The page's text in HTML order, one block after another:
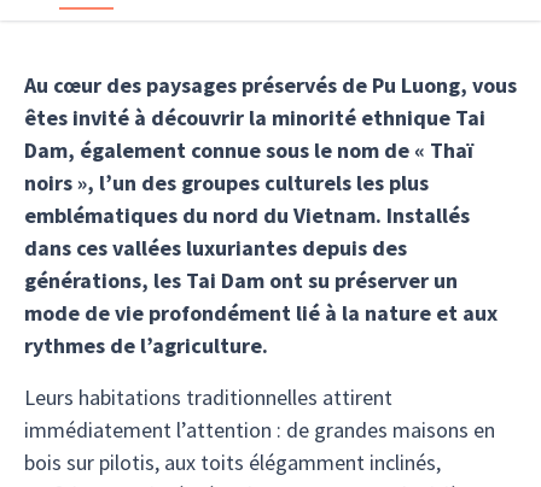
Au cœur des paysages préservés de Pu Luong, vous
êtes invité à découvrir la minorité ethnique Tai
Dam, également connue sous le nom de « Thaï
noirs », l’un des groupes culturels les plus
emblématiques du nord du Vietnam. Installés
dans ces vallées luxuriantes depuis des
générations, les Tai Dam ont su préserver un
mode de vie profondément lié à la nature et aux
rythmes de l’agriculture.
Leurs habitations traditionnelles attirent
immédiatement l’attention : de grandes maisons en
bois sur pilotis, aux toits élégamment inclinés,